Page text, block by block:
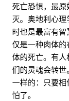
死亡恐惧，最
灭。奥地利心理
时也是最富有
仅是一种肉体
体的死亡。有
们的灵魂会转
一样的：只要
怕了。